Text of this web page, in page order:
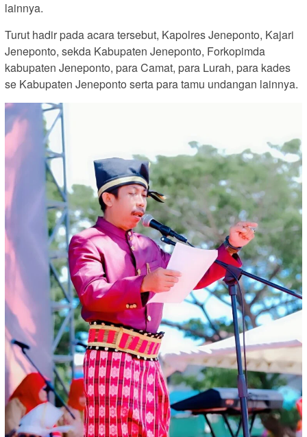
lainnya.
Turut hadir pada acara tersebut, Kapolres Jeneponto, Kajari
Jeneponto, sekda Kabupaten Jeneponto, Forkopimda
kabupaten Jeneponto, para Camat, para Lurah, para kades
se Kabupaten Jeneponto serta para tamu undangan lainnya.